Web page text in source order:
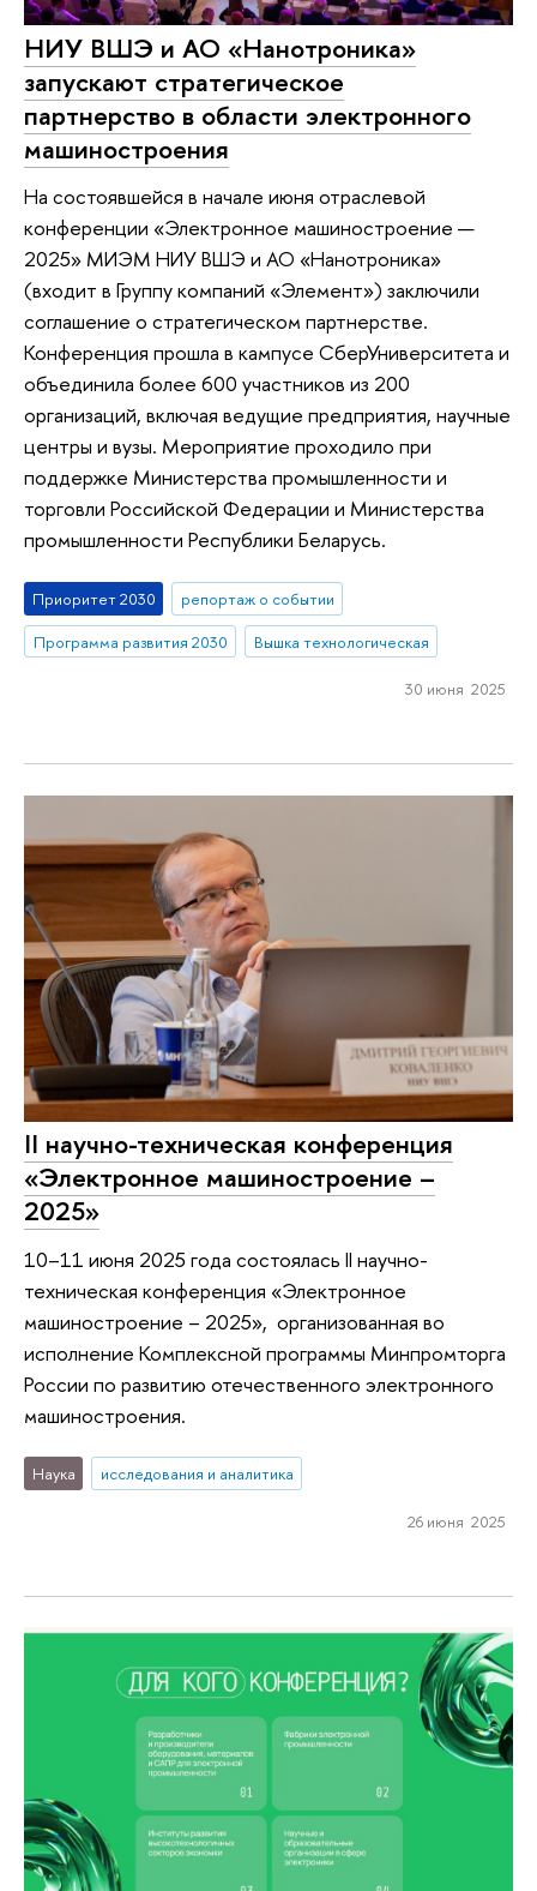
НИУ ВШЭ и АО «Нанотроника»
запускают стратегическое
партнерство в области электронного
машиностроения
На состоявшейся в начале июня отраслевой
конференции «Электронное машиностроение —
2025» МИЭМ НИУ ВШЭ и АО «Нанотроника»
(входит в Группу компаний «Элемент») заключили
соглашение о стратегическом партнерстве.
Конференция прошла в кампусе СберУниверситета и
объединила более 600 участников из 200
организаций, включая ведущие предприятия, научные
центры и вузы. Мероприятие проходило при
поддержке Министерства промышленности и
торговли Российской Федерации и Министерства
промышленности Республики Беларусь.
Приоритет 2030
репортаж о событии
Программа развития 2030
Вышка технологическая
30 июня 2025
II научно-техническая конференция
«Электронное машиностроение –
2025»
10–11 июня 2025 года состоялась II научно-
техническая конференция «Электронное
машиностроение – 2025», организованная во
исполнение Комплексной программы Минпромторга
России по развитию отечественного электронного
машиностроения.
Наука исследования и аналитика
26 июня 2025